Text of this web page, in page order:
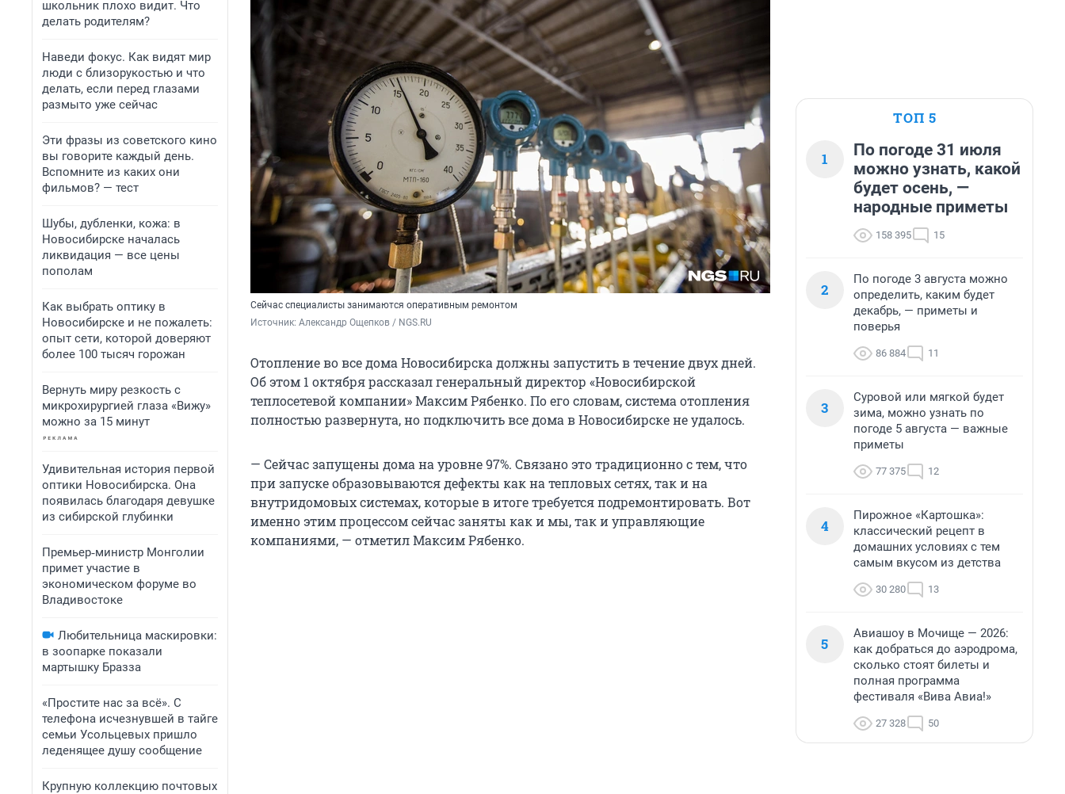
школьник плохо видит. Что
делать родителям?
Наведи фокус. Как видят мир
люди с близорукостью и что
делать, если перед глазами
размыто уже сейчас
Эти фразы из советского кино
вы говорите каждый день.
Вспомните из каких они
фильмов? — тест
Шубы, дубленки, кожа: в
Новосибирске началась
ликвидация — все цены
пополам
Как выбрать оптику в
Новосибирске и не пожалеть:
опыт сети, которой доверяют
более 100 тысяч горожан
Вернуть миру резкость с
микрохирургией глаза «Вижу»
можно за 15 минут
Удивительная история первой
оптики Новосибирска. Она
появилась благодаря девушке
из сибирской глубинки
Премьер‑министр Монголии
примет участие в
экономическом форуме во
Владивостоке
Любительница маскировки:
в зоопарке показали
мартышку Бразза
«Простите нас за всё». С
телефона исчезнувшей в тайге
семьи Усольцевых пришло
леденящее душу сообщение
Крупную коллекцию почтовых
Сейчас специалисты занимаются оперативным ремонтом
Источник: Александр Ощепков / NGS.RU
Отопление во все дома Новосибирска должны запустить в течение двух дней.
Об этом 1 октября рассказал генеральный директор «Новосибирской
теплосетевой компании» Максим Рябенко. По его словам, система отопления
полностью развернута, но подключить все дома в Новосибирске не удалось.
— Сейчас запущены дома на уровне 97%. Связано это традиционно с тем, что
при запуске образовываются дефекты как на тепловых сетях, так и на
внутридомовых системах, которые в итоге требуется подремонтировать. Вот
именно этим процессом сейчас заняты как и мы, так и управляющие
компаниями, — отметил Максим Рябенко.
ТОП 5
1
По погоде 31 июля
можно узнать, какой
будет осень, —
народные приметы
158 395 15
2
По погоде 3 августа можно
определить, каким будет
декабрь, — приметы и
поверья
86 884 11
3
Суровой или мягкой будет
зима, можно узнать по
погоде 5 августа — важные
приметы
77 375 12
4
Пирожное «Картошка»:
классический рецепт в
домашних условиях с тем
самым вкусом из детства
30 280 13
5
Авиашоу в Мочище — 2026:
как добраться до аэродрома,
сколько стоят билеты и
полная программа
фестиваля «Вива Авиа!»
27 328 50